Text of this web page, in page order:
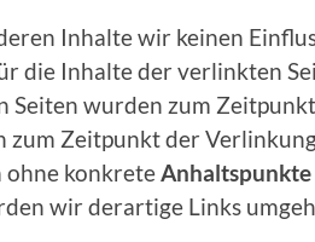
Inhalte wir keinen
die Inhalte der verlinkten
wurden zum
Zeitpunkt der
konkreteAnhaltspunkte
wir derartige Links